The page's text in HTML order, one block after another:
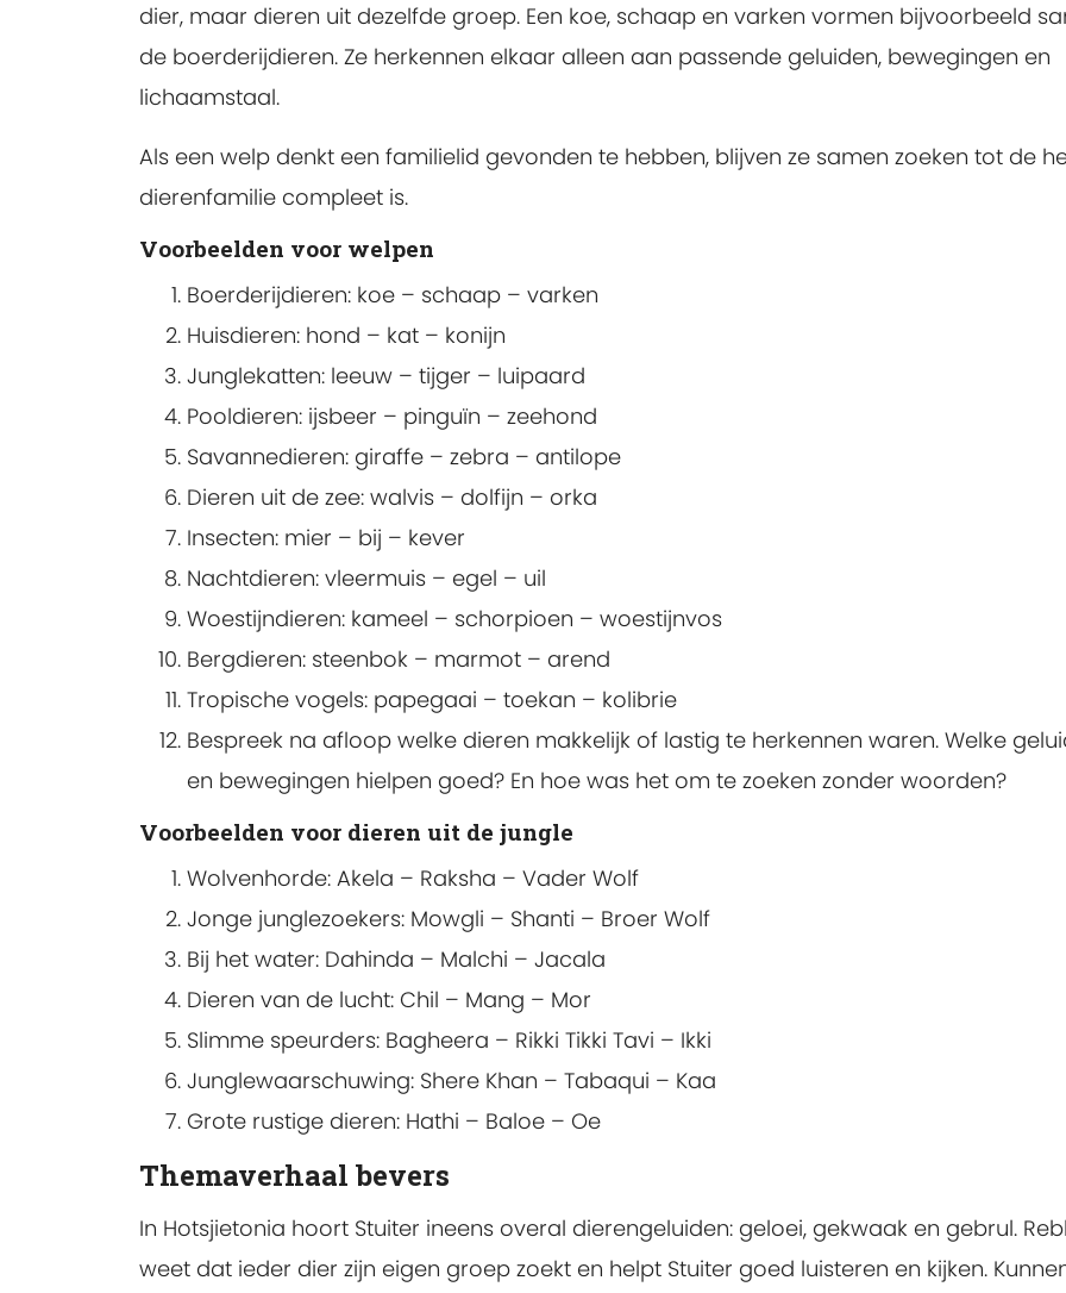
dier, maar dieren uit dezelfde groep. Een koe, schaap en varken vormen bijvoorbeeld
de boerderijdieren. Ze herkennen elkaar alleen aan passende geluiden, bewegingen en
lichaamstaal.
Als een welp denkt een familielid gevonden te hebben, blijven ze samen zoeken tot de
dierenfamilie compleet is.
Voorbeelden voor welpen
Boerderijdieren: koe – schaap – varken
Huisdieren: hond – kat – konijn
Junglekatten: leeuw – tijger – luipaard
Pooldieren: ijsbeer – pinguïn – zeehond
Savannedieren: giraffe – zebra – antilope
Dieren uit de zee: walvis – dolfijn – orka
Insecten: mier – bij – kever
Nachtdieren: vleermuis – egel – uil
Woestijndieren: kameel – schorpioen – woestijnvos
Bergdieren: steenbok – marmot – arend
Tropische vogels: papegaai – toekan – kolibrie
Bespreek na afloop welke dieren makkelijk of lastig te herkennen waren. Welke
en bewegingen hielpen goed? En hoe was het om te zoeken zonder woorden?
Voorbeelden voor dieren uit de jungle
Wolvenhorde: Akela – Raksha – Vader Wolf
Jonge junglezoekers: Mowgli – Shanti – Broer Wolf
Bij het water: Dahinda – Malchi – Jacala
Dieren van de lucht: Chil – Mang – Mor
Slimme speurders: Bagheera – Rikki Tikki Tavi – Ikki
Junglewaarschuwing: Shere Khan – Tabaqui – Kaa
Grote rustige dieren: Hathi – Baloe – Oe
Themaverhaal bevers
In Hotsjietonia hoort Stuiter ineens overal dierengeluiden: geloei, gekwaak en gebrul.
weet dat ieder dier zijn eigen groep zoekt en helpt Stuiter goed luisteren en kijken.